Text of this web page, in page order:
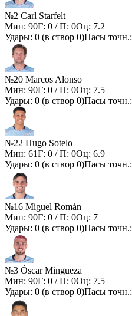
№2 Carl Starfelt
Мин: 90Г: 0 / П: 0Оц: 7.2
Удары: 0 (в створ 0)Пасы точн.:
№20 Marcos Alonso
Мин: 90Г: 0 / П: 0Оц: 7.5
Удары: 0 (в створ 0)Пасы точн.:
№22 Hugo Sotelo
Мин: 61Г: 0 / П: 0Оц: 6.9
Удары: 0 (в створ 0)Пасы точн.:
№16 Miguel Román
Мин: 90Г: 0 / П: 0Оц: 7
Удары: 0 (в створ 0)Пасы точн.:
№3 Óscar Mingueza
Мин: 90Г: 0 / П: 0Оц: 7.5
Удары: 0 (в створ 0)Пасы точн.: